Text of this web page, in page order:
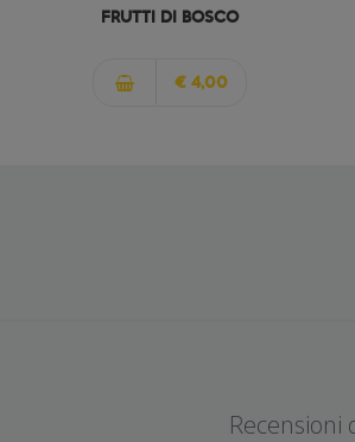
FRUTTI DI BOSCO
€ 4,00
Recensioni